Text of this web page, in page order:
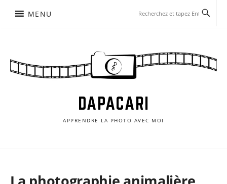
MENU
DAPACARI
APPRENDRE LA PHOTO AVEC MOI